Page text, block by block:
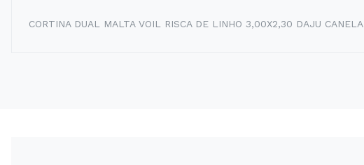
CORTINA DUAL MALTA VOIL RISCA DE LINHO 3,00X2,30 DAJU CANELA